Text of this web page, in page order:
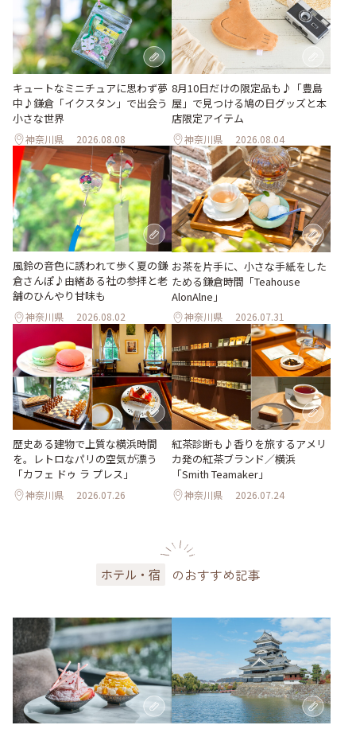
キュートなミニチュアに思わず夢
中♪鎌倉「イクスタン」で出会う
小さな世界
神奈川県 2026.08.08
8月10日だけの限定品も♪「豊島
屋」で見つける鳩の日グッズと本
店限定アイテム
神奈川県 2026.08.04
風鈴の音色に誘われて歩く夏の鎌
倉さんぽ♪由緒ある社の参拝と老
舗のひんやり甘味も
神奈川県 2026.08.02
お茶を片手に、小さな手紙をした
ためる鎌倉時間「Teahouse
AlonAlne」
神奈川県 2026.07.31
歴史ある建物で上質な横浜時間
を。レトロなパリの空気が漂う
「カフェ ドゥ ラ プレス」
神奈川県 2026.07.26
紅茶診断も♪香りを旅するアメリ
カ発の紅茶ブランド／横浜
「Smith Teamaker」
神奈川県 2026.07.24
ホテル・宿 のおすすめ記事